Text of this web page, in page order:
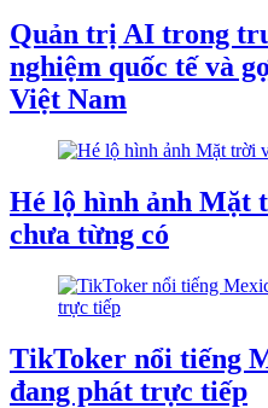
Quản trị AI trong
nghiệm quốc tế và
Việt Nam
Hé lộ hình ảnh Mặt
chưa từng có
TikToker nổi tiếng
đang phát trực tiếp